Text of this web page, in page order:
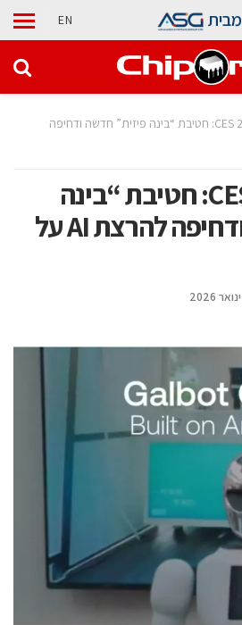
מבית EN
Arm ב־CES 2026: חטיבת “בינה פיזית” חדשה ודחיפה
Arm ב־CES 2026: חטיבת “בינה
פיזית” חדשה ודחיפה להרצת AI על